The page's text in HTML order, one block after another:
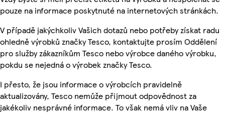
pouze na informace poskytnuté na internetových stránkách.
V případě jakýchkoliv Vašich dotazů nebo potřeby získat radu
ohledně výrobků značky Tesco, kontaktujte prosím Oddělení
pro služby zákazníkům Tesco nebo výrobce daného výrobku,
pokdu se nejedná o výrobek značky Tesco.
I přesto, že jsou informace o výrobcích pravidelně
aktualizovány, Tesco nemůže přijmout odpovědnost za
jakékoliv nesprávné informace. To však nemá vliv na Vaše